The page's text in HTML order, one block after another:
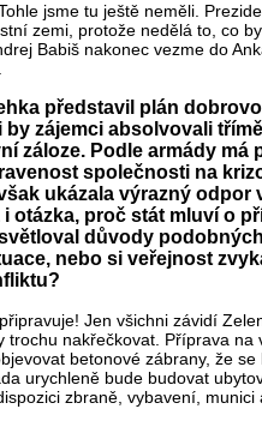
jsme tu ještě neměli.
zemi, protože nedělá to, co
Babiš nakonec vezme do
představil plán
zájemci absolvovali
záloze. Podle armády má
společnosti na
ukázala výrazný odpor
otázka, proč stát mluví o
důvody
nebo si veřejnost
Jen všichni závidí
trochu nakřečkovat. Příprava na
betonové zábrany, že se
urychleně bude budovat
zbraně, vybavení, munici